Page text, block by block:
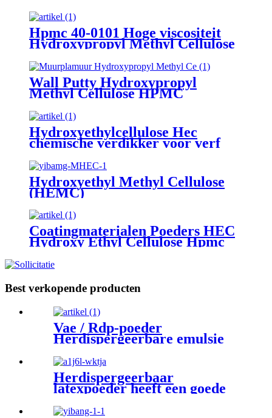
Hpmc 40-0101 Hoge viscositeit
Hydroxypropyl Methyl Cellulose
Verdikkingsmiddel voor
stopverfpoeder
Wall Putty Hydroxypropyl
Methyl Cellulose HPMC
Hydroxyethylcellulose Hec
chemische verdikker voor verf
Hydroxyethyl Methyl Cellulose
(HEMC)
Coatingmaterialen Poeders HEC
Hydroxy Ethyl Cellulose Hpmc
Cellulose
Best verkopende producten
Vae / Rdp-poeder
Herdispergeerbare emulsie
Polymeerpoeder-additief voor
mortel
Herdispergeerbaar
latexpoeder heeft een goede
eigenschap Vae